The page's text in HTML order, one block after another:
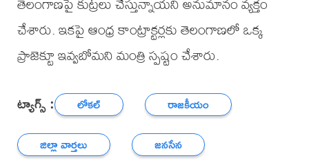
చేశారు. ఇకపై ఆంధ్ర కాంట్రాక్టర్లకు తెలంగాణలో ఒక్క
ప్రాజెక్టూ ఇవ్వబోమని మంత్రి స్పష్టం చేశారు.
ట్యాగ్స్ : లోకల్
రాజకీయం
జిల్లా వార్తలు
జనసేన